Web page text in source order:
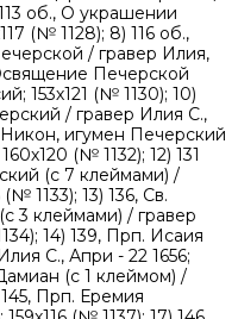
об., О украшении
(№ 1128); 8) 116 об.,
/ гравер Илия,
Печерской
153х121 (№ 1130); 10)
/ гравер Илия С.,
Никон, игумен Печерский
(№ 1132); 12) 131
(с 7 клеймами) /
1133); 13) 136, Св.
3 клеймами) / гравер
14) 139, Прп. Исаия
С., Апри - 22 1656;
(с 1 клеймом) /
145, Прп. Еремия